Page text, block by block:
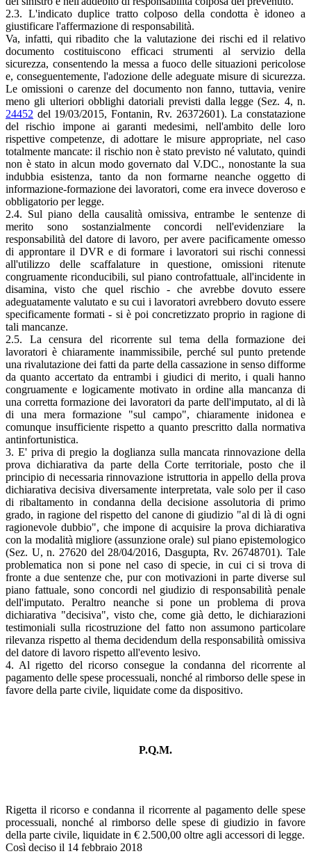
2.3. L'indicato duplice tratto colposo della condotta è idoneo a
giustificare l'affermazione di responsabilità.
Va, infatti, qui ribadito che la valutazione dei rischi ed il relativo
documento costituiscono efficaci strumenti al servizio della
sicurezza, consentendo la messa a fuoco delle situazioni pericolose
e, conseguentemente, l'adozione delle adeguate misure di sicurezza.
Le omissioni o carenze del documento non fanno, tuttavia, venire
meno gli ulteriori obblighi datoriali previsti dalla legge (Sez. 4, n.
24452 del 19/03/2015, Fontanin, Rv. 26372601). La constatazione
del rischio impone ai garanti medesimi, nell'ambito delle loro
rispettive competenze, di adottare le misure appropriate, nel caso
totalmente mancate: il rischio non è stato previsto né valutato, quindi
non è stato in alcun modo governato dal V.DC., nonostante la sua
indubbia esistenza, tanto da non formarne neanche oggetto di
informazione-formazione dei lavoratori, come era invece doveroso e
obbligatorio per legge.
2.4. Sul piano della causalità omissiva, entrambe le sentenze di
merito sono sostanzialmente concordi nell'evidenziare la
responsabilità del datore di lavoro, per avere pacificamente omesso
di approntare il DVR e di formare i lavoratori sui rischi connessi
all'utilizzo delle scaffalature in questione, omissioni ritenute
congruamente riconducibili, sul piano controfattuale, all'incidente in
disamina, visto che quel rischio - che avrebbe dovuto essere
adeguatamente valutato e su cui i lavoratori avrebbero dovuto essere
specificamente formati - si è poi concretizzato proprio in ragione di
tali mancanze.
2.5. La censura del ricorrente sul tema della formazione dei
lavoratori è chiaramente inammissibile, perché sul punto pretende
una rivalutazione dei fatti da parte della cassazione in senso difforme
da quanto accertato da entrambi i giudici di merito, i quali hanno
congruamente e logicamente motivato in ordine alla mancanza di
una corretta formazione dei lavoratori da parte dell'imputato, al di là
di una mera formazione "sul campo", chiaramente inidonea e
comunque insufficiente rispetto a quanto prescritto dalla normativa
antinfortunistica.
3. E' priva di pregio la doglianza sulla mancata rinnovazione della
prova dichiarativa da parte della Corte territoriale, posto che il
principio di necessaria rinnovazione istruttoria in appello della prova
dichiarativa decisiva diversamente interpretata, vale solo per il caso
di ribaltamento in condanna della decisione assolutoria di primo
grado, in ragione del rispetto del canone di giudizio "al di là di ogni
ragionevole dubbio", che impone di acquisire la prova dichiarativa
con la modalità migliore (assunzione orale) sul piano epistemologico
(Sez. U, n. 27620 del 28/04/2016, Dasgupta, Rv. 26748701). Tale
problematica non si pone nel caso di specie, in cui ci si trova di
fronte a due sentenze che, pur con motivazioni in parte diverse sul
piano fattuale, sono concordi nel giudizio di responsabilità penale
dell'imputato. Peraltro neanche si pone un problema di prova
dichiarativa "decisiva", visto che, come già detto, le dichiarazioni
testimoniali sulla ricostruzione del fatto non assumono particolare
rilevanza rispetto al thema decidendum della responsabilità omissiva
del datore di lavoro rispetto all'evento lesivo.
4. Al rigetto del ricorso consegue la condanna del ricorrente al
pagamento delle spese processuali, nonché al rimborso delle spese in
favore della parte civile, liquidate come da dispositivo.
P.Q.M.
Rigetta il ricorso e condanna il ricorrente al pagamento delle spese
processuali, nonché al rimborso delle spese di giudizio in favore
della parte civile, liquidate in € 2.500,00 oltre agli accessori di legge.
Così deciso il 14 febbraio 2018